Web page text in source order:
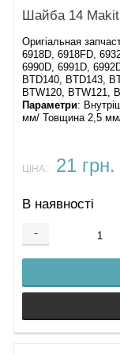
Шайба 14
Оригіальная
6918D, 6918FD,
6990D, 6991D,
BTD140, BTD143,
BTW120, BTW121,
Параметри:
мм/ Товщина 2,5
ЦІНА: 21 грн.
В наявності
-